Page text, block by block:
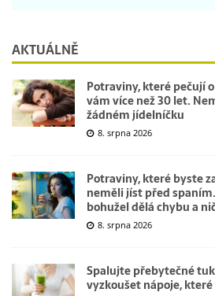
AKTUÁLNĚ
Potraviny, které pečují
vám více než 30 let.
žádném jídelníčku
8. srpna 2026
Potraviny, které byste
neměli jíst před
bohužel dělá chybu a
8. srpna 2026
Spalujte přebytečné
vyzkoušet nápoje,